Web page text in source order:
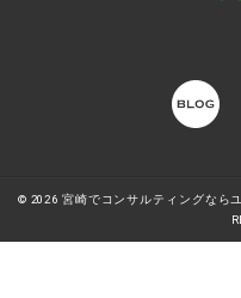
© 2026 宮崎でコンサルティングなら